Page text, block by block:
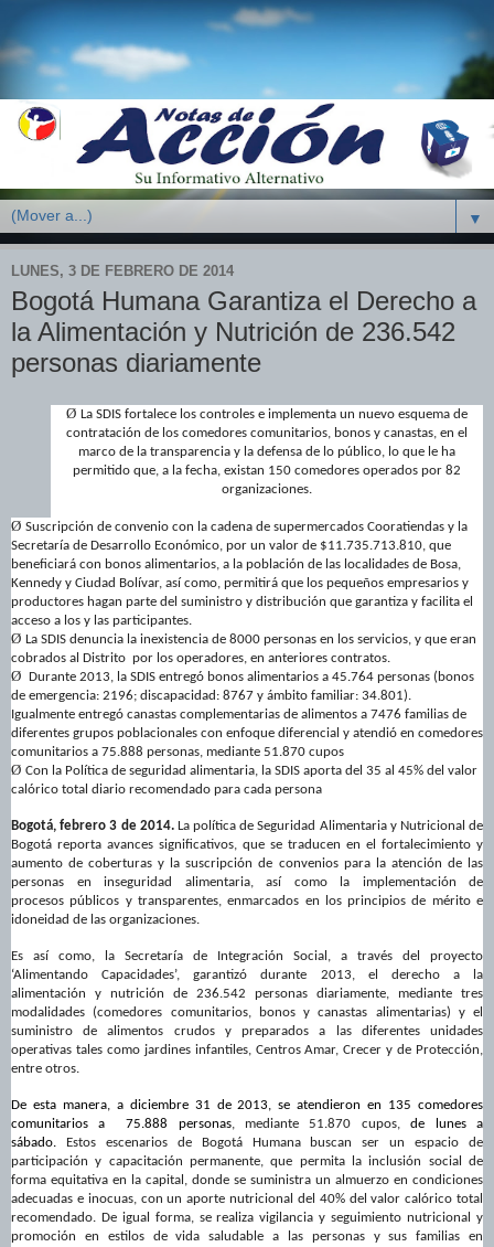
▼
LUNES, 3 DE FEBRERO DE 2014
Bogotá Humana Garantiza el Derecho a
la Alimentación y Nutrición de 236.542
personas diariamente
Ø La SDIS fortalece los controles e implementa un nuevo esquema de
contratación de los comedores comunitarios, bonos y canastas, en el
marco de la transparencia y la defensa de lo público, lo que le ha
permitido que, a la fecha, existan 150 comedores operados por 82
organizaciones.
Ø Suscripción de convenio con la cadena de supermercados Cooratiendas y la
Secretaría de Desarrollo Económico, por un valor de $11.735.713.810, que
beneficiará con bonos alimentarios, a la población de las localidades de Bosa,
Kennedy y Ciudad Bolívar, así como, permitirá que los pequeños empresarios y
productores hagan parte del suministro y distribución que garantiza y facilita el
acceso a los y las participantes.
Ø La SDIS denuncia la inexistencia de 8000 personas en los servicios, y que eran
cobrados al Distrito por los operadores, en anteriores contratos.
Ø Durante 2013, la SDIS entregó bonos alimentarios a 45.764 personas (bonos
de emergencia: 2196; discapacidad: 8767 y ámbito familiar: 34.801).
Igualmente entregó canastas complementarias de alimentos a 7476 familias de
diferentes grupos poblacionales con enfoque diferencial y atendió en comedores
comunitarios a 75.888 personas, mediante 51.870 cupos
Ø Con la Política de seguridad alimentaria, la SDIS aporta del 35 al 45% del valor
calórico total diario recomendado para cada persona
Bogotá, febrero 3 de 2014.La política de Seguridad Alimentaria y Nutricional de
Bogotá reporta avances significativos, que se traducen en el fortalecimiento y
aumento de coberturas y la suscripción de convenios para la atención de las
personas en inseguridad alimentaria, así como la implementación de
procesospúblicos y transparentes,enmarcados en los principios de mérito e
idoneidad de las organizaciones.
Es así como, la Secretaría de Integración Social, a través del proyecto
‘Alimentando Capacidades’,garantizó durante 2013, el derecho a la
alimentación y nutrición de 236.542 personas diariamente, mediante tres
modalidades (comedores comunitarios, bonos y canastas alimentarias) y el
suministro de alimentos crudos y preparados a las diferentes unidades
operativas tales como jardines infantiles, Centros Amar, Crecer y de Protección,
entre otros.
De esta manera, a diciembre 31 de 2013,se atendieron en 135 comedores
comunitarios a75.888 personas, mediante 51.870 cupos,de lunes a
sábado. Estos escenarios de Bogotá Humana buscan ser un espacio de
participación y capacitación permanente, que permita la inclusión social de
forma equitativa en la capital, donde se suministra un almuerzo en condiciones
adecuadas e inocuas, con un aporte nutricional del 40% del valor calórico total
recomendado. De igual forma, se realiza vigilancia y seguimiento nutricional y
promoción en estilos de vida saludable a las personas y sus familias en